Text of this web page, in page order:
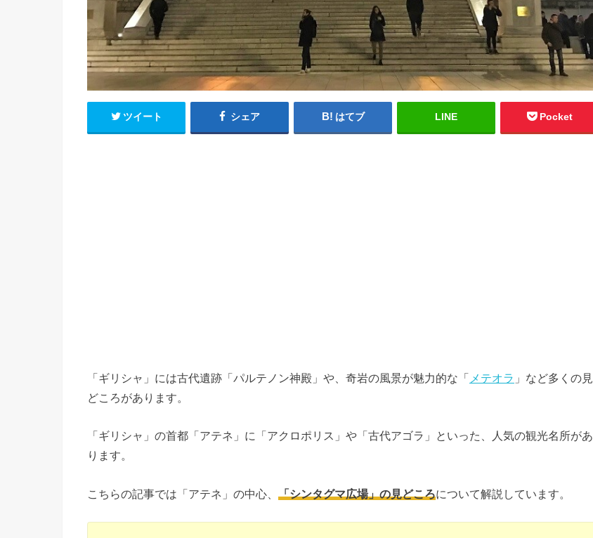
ツイート シェア はてブ LINE Pocket
「ギリシャ」には古代遺跡「パルテノン神殿」や、奇岩の風景が魅力的な「 メテオラ 」など多くの見
どころがあります。
「ギリシャ」の首都「アテネ」に「アクロポリス」や「古代アゴラ」といった、人気の観光名所があ
ります。
こちらの記事では「アテネ」の中心、 「シンタグマ広場」の見どころについて解説しています。